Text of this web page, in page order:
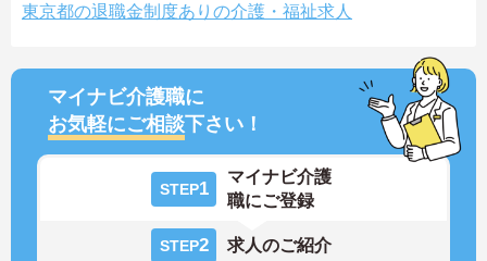
東京都の退職金制度ありの介護・福祉求人
マイナビ介護職に
お気軽にご相談下さい！
STEP1
マイナビ介護
職にご登録
STEP2 求人のご紹介